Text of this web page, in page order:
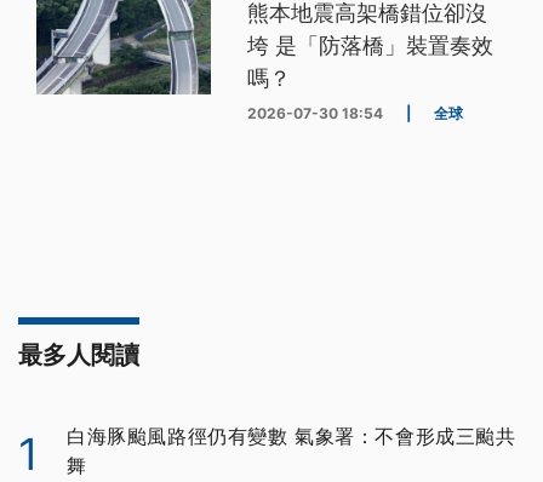
熊本地震高架橋錯位卻沒
垮 是「防落橋」裝置奏效
嗎？
2026-07-30 18:54 全球
最多人閱讀
1
白海豚颱風路徑仍有變數 氣象署：不會形成三颱共
舞